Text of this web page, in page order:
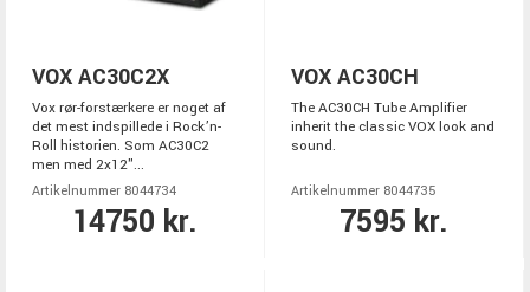
VOX AC30C2X
Vox rør-forstærkere er noget af
det mest indspillede i Rock’n-
Roll historien. Som AC30C2
men med 2x12"...
Artikelnummer 8044734
14750 kr.
VOX AC30CH
The AC30CH Tube Amplifier
inherit the classic VOX look and
sound.
Artikelnummer 8044735
7595 kr.